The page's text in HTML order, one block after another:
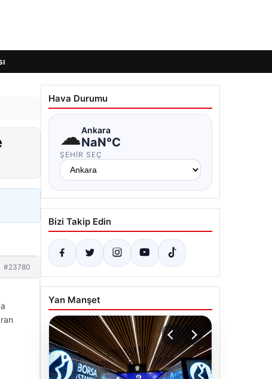
#23780
Hava Durumu
☁Ankara
NaN°C
ŞEHIR SEÇ
Bizi Takip Edin
Yan Manşet